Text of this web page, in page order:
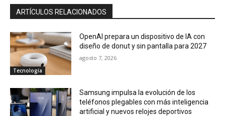
ARTÍCULOS RELACIONADOS
Tecnología
OpenAI prepara un dispositivo de IA con
diseño de donut y sin pantalla para 2027
agosto 7, 2026
Samsung impulsa la evolución de los
teléfonos plegables con más inteligencia
artificial y nuevos relojes deportivos